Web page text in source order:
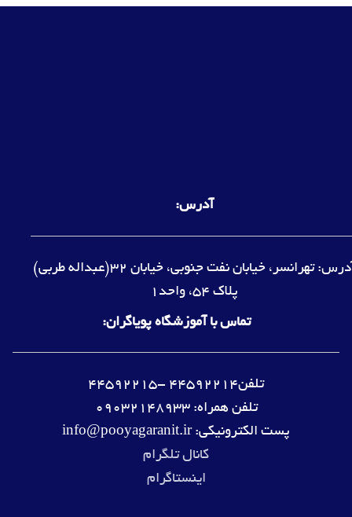
آدرس:
آدرس: تهرانسر، خیابان نفت جنوبی، خیابان 32(عبداله طربی)
پلاک 54، واحد1
تماس با آموزشگاه پویاگران:
تلفن44592214 -44592215
تلفن همراه: 09032148933
پست الکترونیکی: info@pooyagaranit.ir
کانال تلگرام
اینستاگرام